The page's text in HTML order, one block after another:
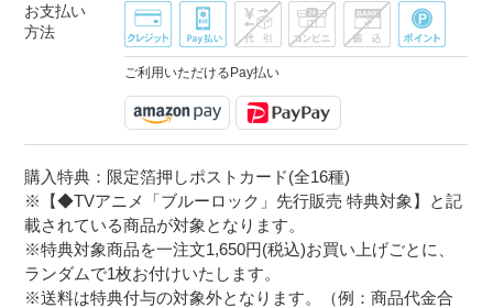
お支払い
方法
ご利用いただけるPay払い
購入特典：限定箔押しポストカード(全16種)
※【◆TVアニメ「ブルーロック」先行販売 特典対象】と記
載されている商品が対象となります。
※特典対象商品を一注文1,650円(税込)お買い上げごとに、
ランダムで1枚お付けいたします。
※送料は特典付与の対象外となります。（例：商品代金合